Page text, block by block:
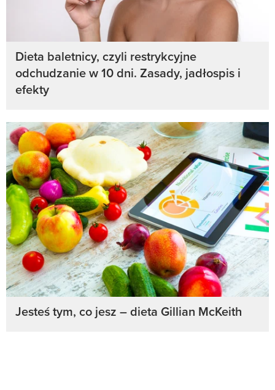
Dieta baletnicy, czyli restrykcyjne
odchudzanie w 10 dni. Zasady, jadłospis i
efekty
Jesteś tym, co jesz – dieta Gillian McKeith